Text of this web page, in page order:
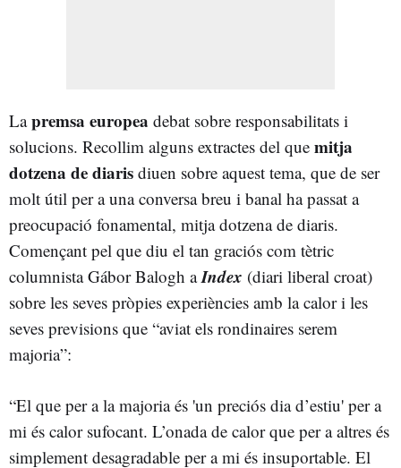
Lapremsa europea debat sobre responsabilitats i
solucions. Recollim alguns extractes del que mitja
dotzena de diaris diuen sobre aquest tema, que de ser
molt útil per a una conversa breu i banal ha passat a
preocupació fonamental, mitja dotzena de diaris.
Començant pel que diu el tan graciós com tètric
columnista Gábor Balogh aIndex (diari liberal croat)
sobre les seves pròpies experiències amb la calor i les
seves previsions que “aviat els rondinaires serem
majoria”:
“El que per a la majoria és 'un preciós dia d’estiu' per a
mi és calor sufocant. L’onada de calor que per a altres és
simplement desagradable per a mi és insuportable. El